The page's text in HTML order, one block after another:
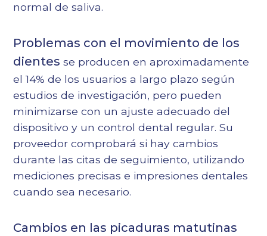
normal de saliva.
Problemas con el movimiento de los
dientes se producen en aproximadamente
el 14% de los usuarios a largo plazo según
estudios de investigación, pero pueden
minimizarse con un ajuste adecuado del
dispositivo y un control dental regular. Su
proveedor comprobará si hay cambios
durante las citas de seguimiento, utilizando
mediciones precisas e impresiones dentales
cuando sea necesario.
Cambios en las picaduras matutinas